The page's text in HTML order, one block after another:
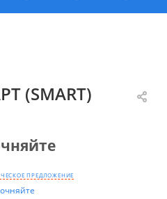
(SMART)
ПРЕДЛОЖЕНИЕ